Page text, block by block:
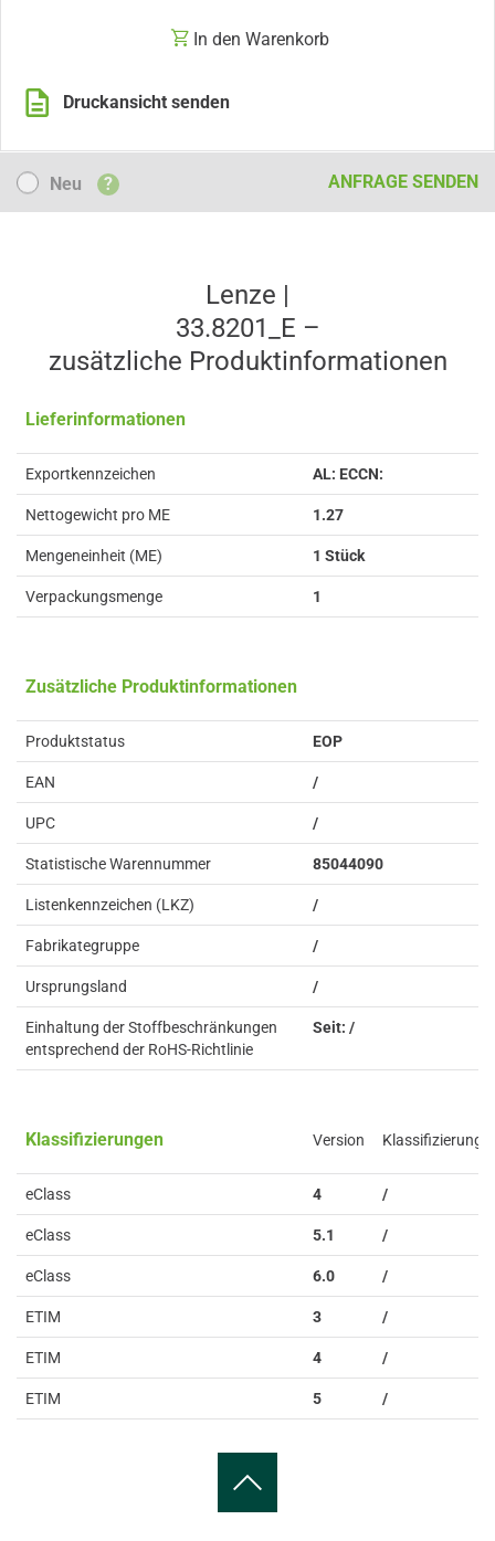
In den Warenkorb
Druckansicht senden
NeuNeu ? ANFRAGE SENDEN
Lenze |
33.8201_E –
zusätzliche Produkt­informationen
Lieferinformationen
Exportkennzeichen AL: ECCN:
Nettogewicht pro ME 1.27
Mengeneinheit (ME) 1 Stück
Verpackungsmenge 1
Zusätzliche Produktinformationen
Produktstatus EOP
EAN /
UPC /
Statistische Warennummer 85044090
Listenkennzeichen (LKZ) /
Fabrikategruppe /
Ursprungsland /
Einhaltung der Stoffbeschränkungen
entsprechend der RoHS-Richtlinie
Seit: /
Klassifizierungen Version Klassifizierung
eClass 4 /
eClass 5.1 /
eClass 6.0 /
ETIM 3 /
ETIM 4 /
ETIM 5 /